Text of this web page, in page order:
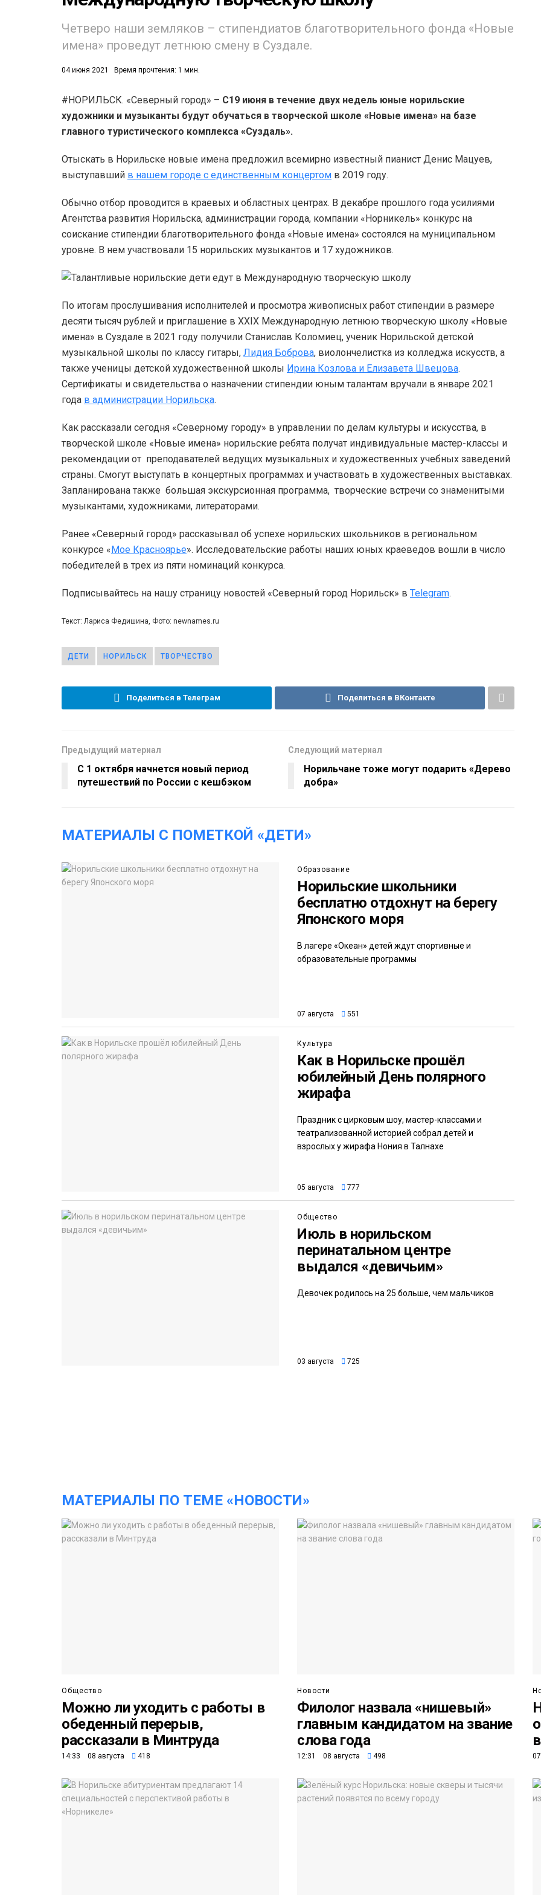
Четверо наши земляков – стипендиатов благотворительного фонда «Новые
имена» проведут летнюю смену в Суздале.
04 июня 2021 Время прочтения: 1 мин.
#НОРИЛЬСК. «Северный город» – С19 июня в течение двух недель юные норильские
художники и музыканты будут обучаться в творческой школе «Новые имена» на базе
главного туристического комплекса «Суздаль».
Отыскать в Норильске новые имена предложил всемирно известный пианист Денис Мацуев,
выступавший в нашем городе с единственным концертом в 2019 году.
Обычно отбор проводится в краевых и областных центрах. В декабре прошлого года усилиями
Агентства развития Норильска, администрации города, компании «Норникель» конкурс на
соискание стипендии благотворительного фонда «Новые имена» состоялся на муниципальном
уровне. В нем участвовали 15 норильских музыкантов и 17 художников.
По итогам прослушивания исполнителей и просмотра живописных работ стипендии в размере
десяти тысяч рублей и приглашение в XXIX Международную летнюю творческую школу «Новые
имена» в Суздале в 2021 году получили Станислав Коломиец, ученик Норильской детской
музыкальной школы по классу гитары, Лидия Боброва, виолончелистка из колледжа искусств, а
также ученицы детской художественной школы Ирина Козлова и Елизавета Швецова.
Сертификаты и свидетельства о назначении стипендии юным талантам вручали в январе 2021
года в администрации Норильска.
Как рассказали сегодня «Северному городу» в управлении по делам культуры и искусства, в
творческой школе «Новые имена» норильские ребята получат индивидуальные мастер-классы и
рекомендации от преподавателей ведущих музыкальных и художественных учебных заведений
страны. Смогут выступать в концертных программах и участвовать в художественных выставках.
Запланирована также большая экскурсионная программа, творческие встречи со знаменитыми
музыкантами, художниками, литераторами.
Ранее «Северный город» рассказывал об успехе норильских школьников в региональном
конкурсе « Мое Красноярье». Исследовательские работы наших юных краеведов вошли в число
победителей в трех из пяти номинаций конкурса.
Подписывайтесь на нашу страницу новостей «Северный город Норильск» в Telegram.
Текст: Лариса Федишина, Фото: newnames.ru
ДЕТИ НОРИЛЬСК ТВОРЧЕСТВО
Поделиться в Телеграм Поделиться в ВКонтакте
Предыдущий материал
С 1 октября начнется новый период
путешествий по России с кешбэком
Следующий материал
Норильчане тоже могут подарить «Дерево
добра»
МАТЕРИАЛЫ С ПОМЕТКОЙ «ДЕТИ»
Образование
Норильские школьники
бесплатно отдохнут на берегу
Японского моря
В лагере «Океан» детей ждут спортивные и
образовательные программы
07 августа 551
Культура
Как в Норильске прошёл
юбилейный День полярного
жирафа
Праздник с цирковым шоу, мастер-классами и
театрализованной историей собрал детей и
взрослых у жирафа Нония в Талнахе
05 августа 777
Общество
Июль в норильском
перинатальном центре
выдался «девичьим»
Девочек родилось на 25 больше, чем мальчиков
03 августа 725
МАТЕРИАЛЫ ПО ТЕМЕ «НОВОСТИ»
Общество
Можно ли уходить с работы в
обеденный перерыв,
рассказали в Минтруда
14:33 08 августа 418
Новости
Филолог назвала «нишевый»
главным кандидатом на звание
слова года
12:31 08 августа 498